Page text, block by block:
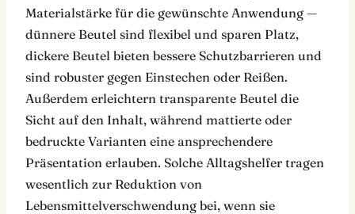
Materialstärke für die gewünschte Anwendung —
dünnere Beutel sind flexibel und sparen Platz,
dickere Beutel bieten bessere Schutzbarrieren und
sind robuster gegen Einstechen oder Reißen.
Außerdem erleichtern transparente Beutel die
Sicht auf den Inhalt, während mattierte oder
bedruckte Varianten eine ansprechendere
Präsentation erlauben. Solche Alltagshelfer tragen
wesentlich zur Reduktion von
Lebensmittelverschwendung bei, wenn sie